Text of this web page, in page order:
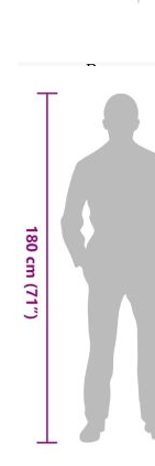
(Ш x Д x В)
кг
1 х
1 x